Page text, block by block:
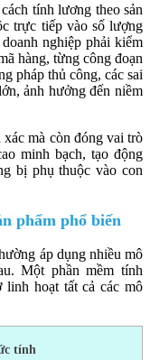
tính lương theo sản
trực tiếp vào số lượng
nghiệp phải kiểm
hàng, từng công đoạn
pháp thủ công, các sai
ảnh hưởng đến niềm
mà còn đóng vai trò
minh bạch, tạo động
bị phụ thuộc vào con
phẩm phổ biến
áp dụng nhiều mô
Một phần mềm tính
linh hoạt tất cả các mô
tính